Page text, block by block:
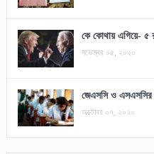
কে কোথায় এগিয়ে- ৫
নভেম্বর ০৫, ২০২০
জেএসসি ও এসএসসির
অক্টোবর ০৭, ২০২০